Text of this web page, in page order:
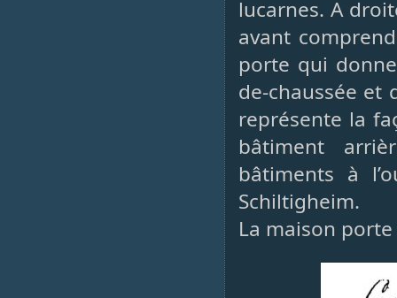
lucarnes. A
avant
porte qui
de-chaussée et
représente la
bâtiment
bâtiments à
Schiltigheim.
La maison porte